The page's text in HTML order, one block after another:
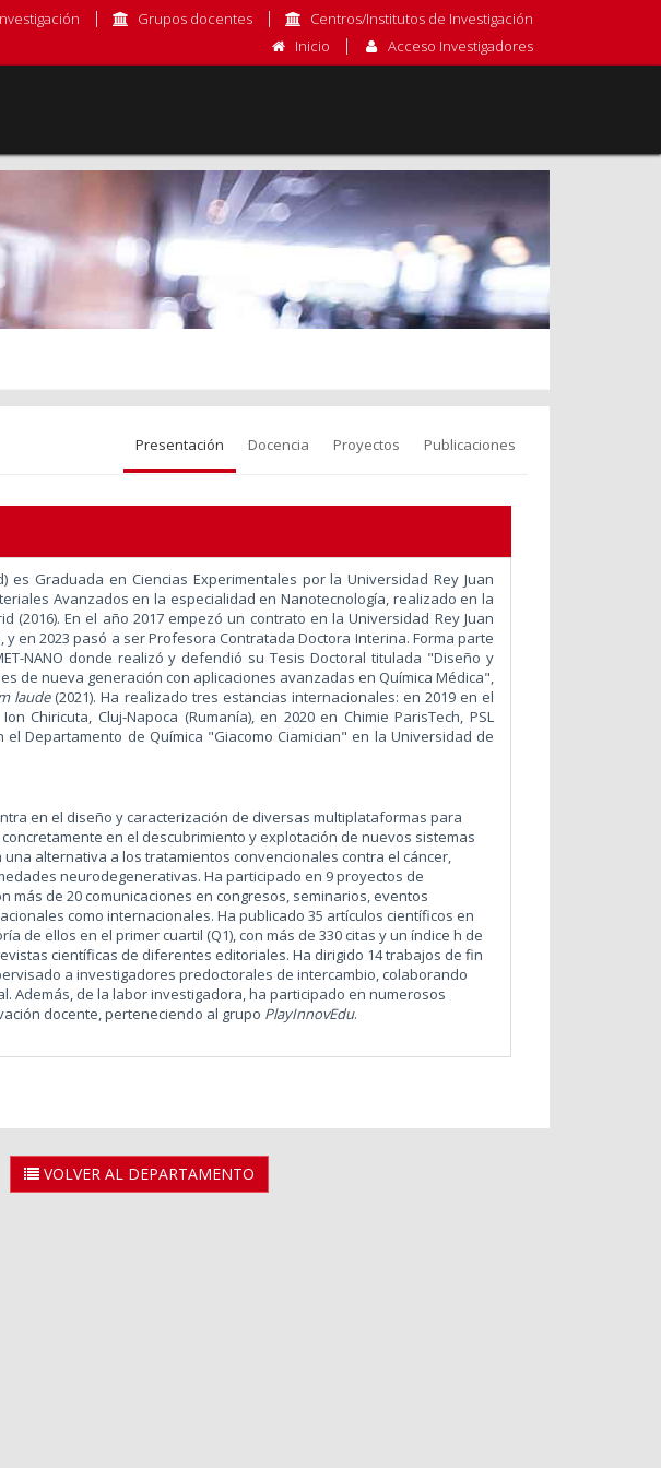
Grupos docentes
Centros/Institutos de Investigación
Inicio
Acceso Investigadores
Presentación Docencia Proyectos Publicaciones
es Graduada en Ciencias Experimentales por la Universidad Rey Juan
Avanzados en la especialidad en Nanotecnología, realizado en la
(2016).En el año 2017 empezó un contrato en la Universidad Rey Juan
en 2023 pasó a ser Profesora Contratada Doctora Interina. Forma parte
NANO donde realizó y defendió su Tesis Doctoral titulada "Diseño y
de nueva generación con aplicaciones avanzadas en Química Médica",
laude(2021). Ha realizado tres estancias internacionales: en 2019 en el
Chiricuta, Cluj-Napoca (Rumanía), en 2020 en Chimie ParisTech, PSL
elDepartamento de Química "Giacomo Ciamician" en la Universidad de
en el diseño y caracterización de diversas multiplataformas para
en el descubrimiento y explotación de nuevos sistemas
alternativa a los tratamientos convencionales contra el cáncer,
neurodegenerativas. Ha participado en 9 proyectos de
más de 20 comunicaciones en congresos, seminarios, eventos
como internacionales. Ha publicado 35 artículos científicos en
de ellos en el primer cuartil (Q1), con más de 330 citas y un índice h de
científicas de diferentes editoriales. Ha dirigido 14 trabajos de fin
a investigadores predoctorales de intercambio, colaborando
Además, de la labor investigadora, ha participado en numerosos
docente, perteneciendo al grupo PlayInnovEdu.
VOLVER AL DEPARTAMENTO